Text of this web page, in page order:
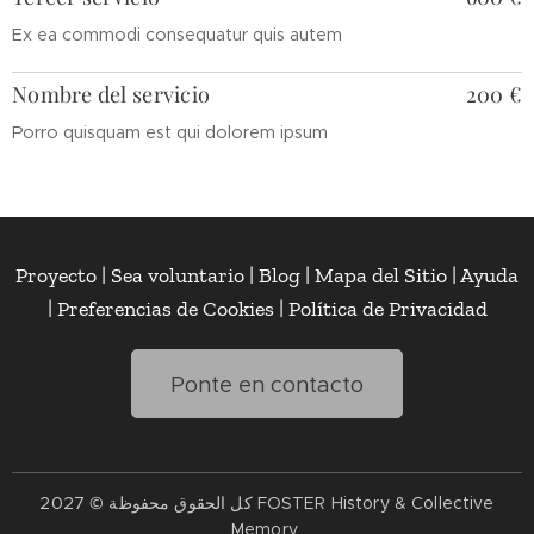
Ex ea commodi consequatur quis autem
Nombre del servicio
Porro quisquam est qui dolorem ipsum
200 €
Proyecto | Sea voluntario | Blog | Mapa del Sitio | Ayuda
| Preferencias de Cookies | Política de Privacidad
Ponte en contacto
كل الحقوق محفوظة © 2027 FOSTER History & Collective